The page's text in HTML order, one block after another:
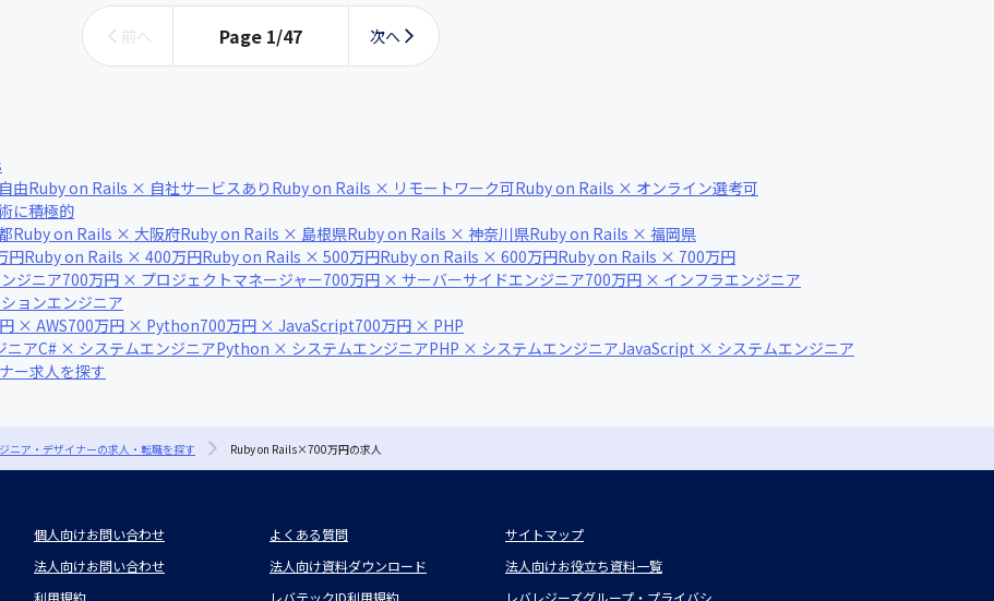
前へ Page 1/47 次へ
由Ruby on Rails × 自社サービスあり Ruby on Rails × リモートワーク可Ruby on Rails × オンライン選考可
に積極的
Ruby on Rails × 大阪府Ruby on Rails × 島根県Ruby on Rails × 神奈川県Ruby on Rails × 福岡県
円Ruby on Rails × 400万円Ruby on Rails × 500万円Ruby on Rails × 600万円Ruby on Rails × 700万円
ジニア700万円 × プロジェクトマネージャー700万円 × サーバーサイドエンジニア700万円 × インフラエンジニア
ョンエンジニア
× AWS700万円 × Python700万円 × JavaScript700万円 × PHP
ニアC# × システムエンジニアPython × システムエンジニアPHP × システムエンジニアJavaScript × システムエンジニア
ー求人を探す
ニア・デザイナーの求人・転職を探す Ruby on Rails×700万円の求人
個人向けお問い合わせ よくある質問
サイトマップ
法人向けお問い合わせ 法人向け資料ダウンロード
法人向けお役立ち資料一覧
利用規約 レバテックID利用規約 レバレジーズグループ・プライバシ